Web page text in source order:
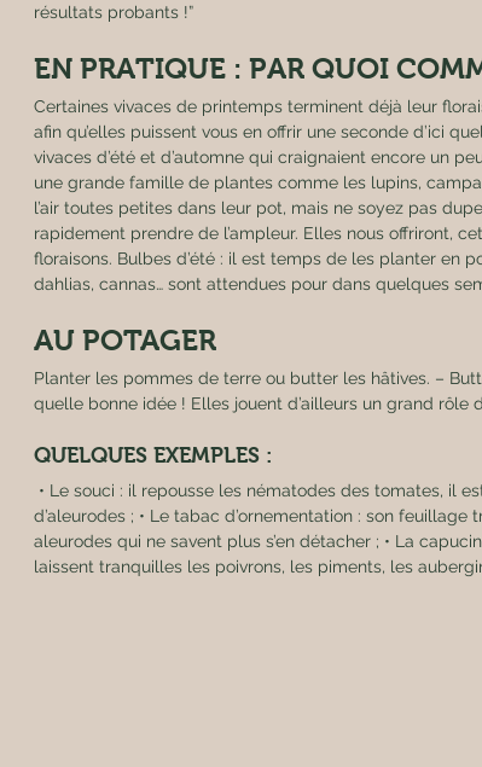
résultats probants !”
EN PRATIQUE : PAR QUOI
Certaines vivaces de printemps terminent déjà leur
afin qu’elles puissent vous en offrir une seconde d’ici
vivaces d’été et d’automne qui craignaient encore un
une grande famille de plantes comme les lupins,
l’air toutes petites dans leur pot, mais ne soyez pas
rapidement prendre de l’ampleur. Elles nous offriront,
floraisons. Bulbes d’été : il est temps de les planter en
dahlias, cannas… sont attendues pour dans quelques
AU POTAGER
Planter les pommes de terre ou butter les hâtives. –
quelle bonne idée ! Elles jouent d’ailleurs un grand rôle
QUELQUES EXEMPLES :
d’aleurodes ; • Le tabac d’ornementation : son
aleurodes qui ne savent plus s’en détacher ; • La
laissent tranquilles les poivrons, les piments, les